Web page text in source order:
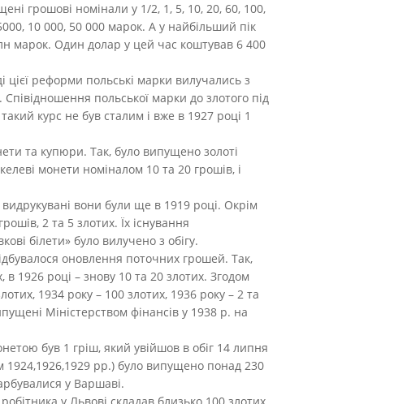
грошові номінали у 1/2, 1, 5, 10, 20, 60, 100,
10 000, 50 000 марок. А у найбільший пік
марок. Один долар у цей час коштував 6 400
цієї реформи польські марки вилучались з
польської марки до злотого під
курс не був сталим і вже в 1927 році 1
та купюри. Так, було випущено золоті
монети номіналом 10 та 20 грошів, і
вони були ще в 1919 році. Окрім
2 та 5 злотих. Їх існування
білети» було вилучено з обігу.
оновлення поточних грошей. Так,
1926 році – знову 10 та 20 злотих. Згодом
1934 року – 100 злотих, 1936 року – 2 та
Міністерством фінансів у 1938 р. на
був 1 гріш, який увійшов в обіг 14 липня
рр.) було випущено понад 230
у Варшаві.